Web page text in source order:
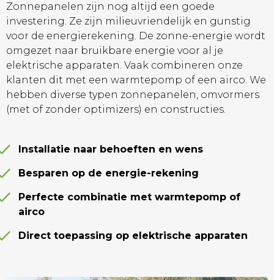
Zonnepanelen zijn nog altijd een goede
investering. Ze zijn milieuvriendelijk en gunstig
voor de energierekening. De zonne-energie wordt
omgezet naar bruikbare energie voor al je
elektrische apparaten. Vaak combineren onze
klanten dit met een warmtepomp of een airco. We
hebben diverse typen zonnepanelen, omvormers
(met of zonder optimizers) en constructies.
Installatie naar behoeften en wens
Besparen op de energie-rekening
Perfecte combinatie met warmtepomp of
airco
Direct toepassing op elektrische apparaten